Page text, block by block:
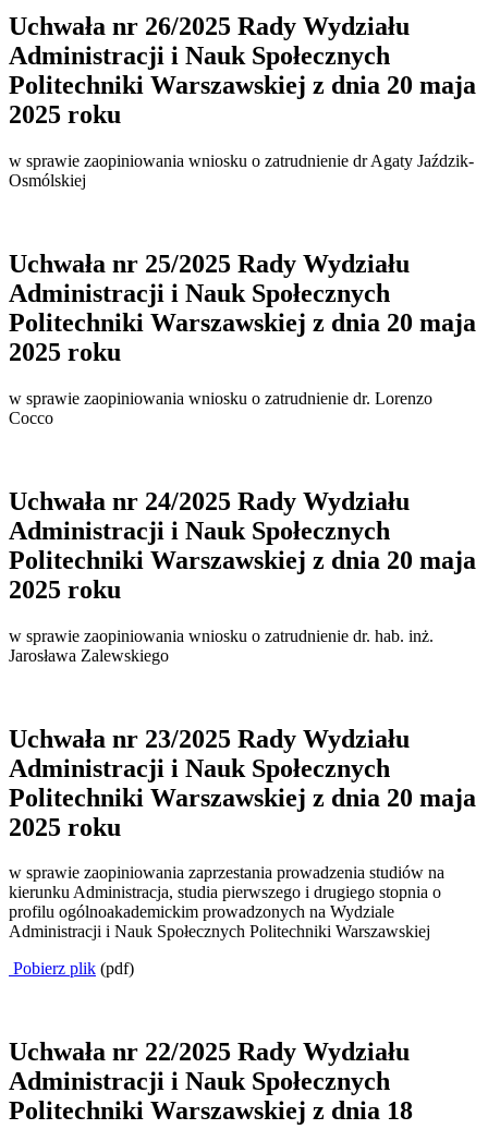
Uchwała nr 26/2025 Rady Wydziału
Administracji i Nauk Społecznych
Politechniki Warszawskiej z dnia 20 maja
2025 roku
w sprawie zaopiniowania wniosku o zatrudnienie dr Agaty Jaździk-
Osmólskiej
Uchwała nr 25/2025 Rady Wydziału
Administracji i Nauk Społecznych
Politechniki Warszawskiej z dnia 20 maja
2025 roku
w sprawie zaopiniowania wniosku o zatrudnienie dr. Lorenzo
Cocco
Uchwała nr 24/2025 Rady Wydziału
Administracji i Nauk Społecznych
Politechniki Warszawskiej z dnia 20 maja
2025 roku
w sprawie zaopiniowania wniosku o zatrudnienie dr. hab. inż.
Jarosława Zalewskiego
Uchwała nr 23/2025 Rady Wydziału
Administracji i Nauk Społecznych
Politechniki Warszawskiej z dnia 20 maja
2025 roku
w sprawie zaopiniowania zaprzestania prowadzenia studiów na
kierunku Administracja, studia pierwszego i drugiego stopnia o
profilu ogólnoakademickim prowadzonych na Wydziale
Administracji i Nauk Społecznych Politechniki Warszawskiej
Pobierz plik (pdf)
Uchwała nr 22/2025 Rady Wydziału
Administracji i Nauk Społecznych
Politechniki Warszawskiej z dnia 18